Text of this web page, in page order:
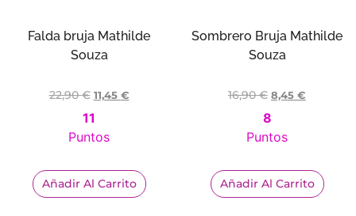
Falda bruja Mathilde
Souza
22,90€ 11,45 €
11
Puntos
Añadir Al Carrito
Sombrero Bruja Mathilde
Souza
16,90€ 8,45 €
8
Puntos
Añadir Al Carrito